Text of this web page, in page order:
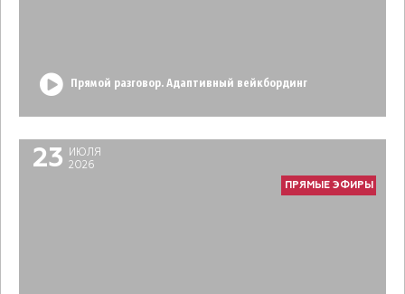
Прямой разговор. Адаптивный вейкбординг
23
ИЮЛЯ
2026
ПРЯМЫЕ ЭФИРЫ